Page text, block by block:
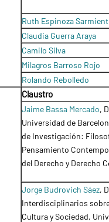
Ruth Espinoza
Claudia Guerra Araya
Camilo Silva
Milagros Barroso Rojo
Rolando Rebolledo
Claustro
Jaime Bassa Mercado,
Universidad de
de Investigación:
Pensamiento
del Derecho y Derecho
Jorge Budrovich Sáez,
Interdisciplinarios
Cultura y Sociedad,